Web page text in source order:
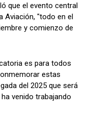
que el evento central
Aviación, "todo en el
y comienzo de
es para todos
estas
del 2025 que será
venido trabajando